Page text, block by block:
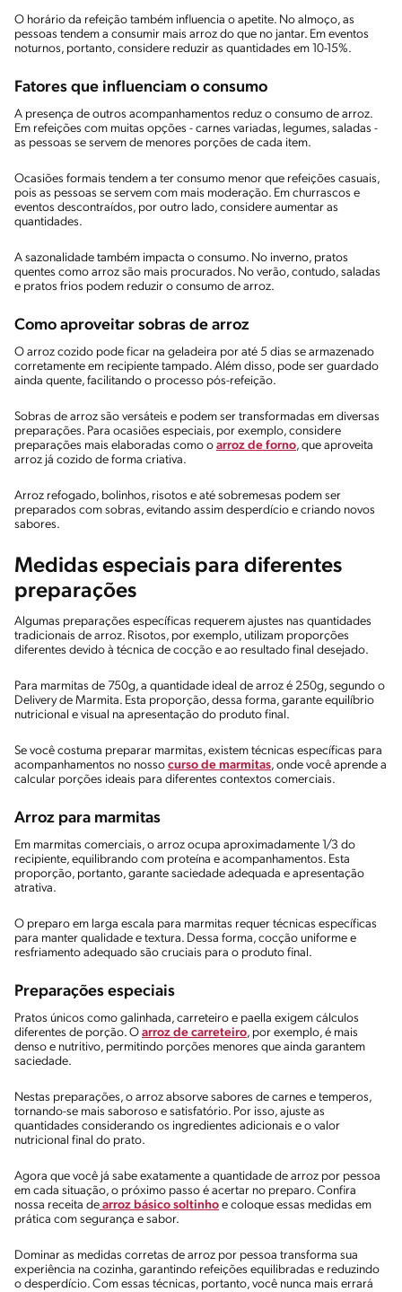
O horário da refeição também influencia o apetite. No almoço, as
pessoas tendem a consumir mais arroz do que no jantar. Em eventos
noturnos, portanto, considere reduzir as quantidades em 10-15%.
Fatores que influenciam o consumo
A presença de outros acompanhamentos reduz o consumo de arroz.
Em refeições com muitas opções - carnes variadas, legumes, saladas -
as pessoas se servem de menores porções de cada item.
Ocasiões formais tendem a ter consumo menor que refeições casuais,
pois as pessoas se servem com mais moderação. Em churrascos e
eventos descontraídos, por outro lado, considere aumentar as
quantidades.
A sazonalidade também impacta o consumo. No inverno, pratos
quentes como arroz são mais procurados. No verão, contudo, saladas
e pratos frios podem reduzir o consumo de arroz.
Como aproveitar sobras de arroz
O arroz cozido pode ficar na geladeira por até 5 dias se armazenado
corretamente em recipiente tampado. Além disso, pode ser guardado
ainda quente, facilitando o processo pós-refeição.
Sobras de arroz são versáteis e podem ser transformadas em diversas
preparações. Para ocasiões especiais, por exemplo, considere
preparações mais elaboradas como o arroz de forno, que aproveita
arroz já cozido de forma criativa.
Arroz refogado, bolinhos, risotos e até sobremesas podem ser
preparados com sobras, evitando assim desperdício e criando novos
sabores.
Medidas especiais para diferentes
preparações
Algumas preparações específicas requerem ajustes nas quantidades
tradicionais de arroz. Risotos, por exemplo, utilizam proporções
diferentes devido à técnica de cocção e ao resultado final desejado.
Para marmitas de 750g, a quantidade ideal de arroz é 250g, segundo o
Delivery de Marmita. Esta proporção, dessa forma, garante equilíbrio
nutricional e visual na apresentação do produto final.
Se você costuma preparar marmitas, existem técnicas específicas para
acompanhamentos no nosso curso de marmitas, onde você aprende a
calcular porções ideais para diferentes contextos comerciais.
Arroz para marmitas
Em marmitas comerciais, o arroz ocupa aproximadamente 1/3 do
recipiente, equilibrando com proteína e acompanhamentos. Esta
proporção, portanto, garante saciedade adequada e apresentação
atrativa.
O preparo em larga escala para marmitas requer técnicas específicas
para manter qualidade e textura. Dessa forma, cocção uniforme e
resfriamento adequado são cruciais para o produto final.
Preparações especiais
Pratos únicos como galinhada, carreteiro e paella exigem cálculos
diferentes de porção. O arroz de carreteiro, por exemplo, é mais
denso e nutritivo, permitindo porções menores que ainda garantem
saciedade.
Nestas preparações, o arroz absorve sabores de carnes e temperos,
tornando-se mais saboroso e satisfatório. Por isso, ajuste as
quantidades considerando os ingredientes adicionais e o valor
nutricional final do prato.
Agora que você já sabe exatamente a quantidade de arroz por pessoa
em cada situação, o próximo passo é acertar no preparo. Confira
nossa receita de arroz básico soltinho e coloque essas medidas em
prática com segurança e sabor.
Dominar as medidas corretas de arroz por pessoa transforma sua
experiência na cozinha, garantindo refeições equilibradas e reduzindo
o desperdício. Com essas técnicas, portanto, você nunca mais errará